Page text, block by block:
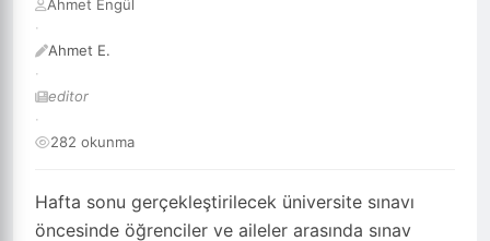
ÖĞRENCI VE AILELERE ÖNEMLI UYARILAR
19.06.2026 - 13:47
·
EYYÜBİYE / ŞANLIURFA
Kaynak: